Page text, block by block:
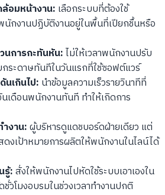
อมหน้างาน: เลือกระบบที่ต้องใช้
กงานปฏิบัติงานอยู่ในพื้นที่เปียกชื้นหรือ
นการกะทันหัน:ไม่ให้เวลาพนักงานปรับ
ระดาษทันทีในวันแรกที่ใช้ซอฟต์แวร์
นเกินไป: นำข้อมูลความเร็วรายวินาทีที่
เดือนพนักงานทันที ทำให้เกิดการ
งาน:ผู้บริหารดูแดชบอร์ดฝ่ายเดียว แต่
งเป้าหมายการผลิตให้พนักงานในไลน์ได้
รู้:สั่งให้พนักงานไปหัดใช้ระบบเอาเองใน
วโมงอบรมในช่วงเวลาทำงานปกติ